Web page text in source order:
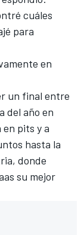
cuáles
para
en
un final entre
del año en
pits y a
hasta la
donde
su mejor